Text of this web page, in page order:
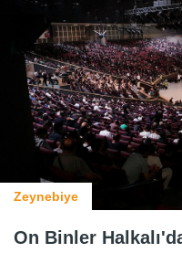
Zeynebiye
On Binler